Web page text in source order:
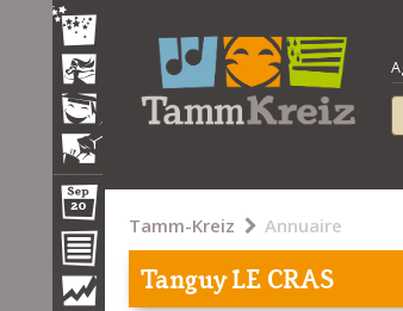
Tamm-Kreiz Annuaire
Tanguy LE CRAS